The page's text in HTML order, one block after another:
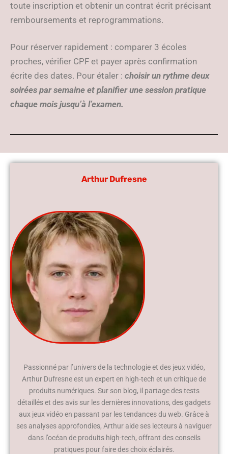
toute inscription et obtenir un contrat écrit précisant
remboursements et reprogrammations.
Pour réserver rapidement : comparer 3 écoles
proches, vérifier CPF et payer après confirmation
écrite des dates. Pour étaler : choisir un rythme deux
soirées par semaine et planifier une session pratique
chaque mois jusqu’à l’examen.
Arthur Dufresne
Passionné par l’univers de la technologie et des jeux vidéo,
Arthur Dufresne est un expert en high-tech et un critique de
produits numériques. Sur son blog, il partage des tests
détaillés et des avis sur les dernières innovations, des gadgets
aux jeux vidéo en passant par les tendances du web. Grâce à
ses analyses approfondies, Arthur aide ses lecteurs à naviguer
dans l’océan de produits high-tech, offrant des conseils
pratiques pour faire des choix éclairés.